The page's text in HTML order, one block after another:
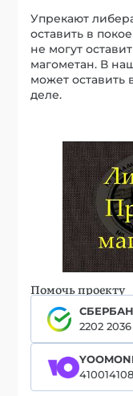
Упрекают
оставить в
не могут
магометан. В
может оставить
деле.
Помочь проекту
2202